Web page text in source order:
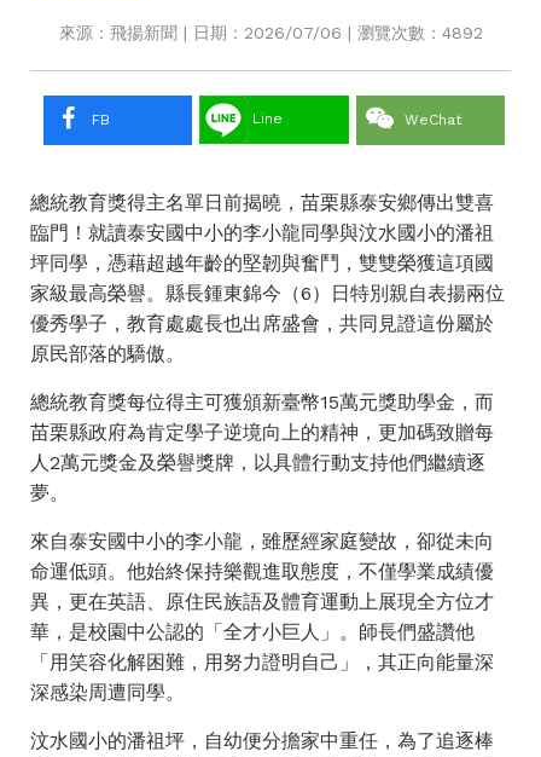
來源：飛揚新聞 | 日期：2026/07/06 | 瀏覽次數：4892
FB Line WeChat
總統教育獎得主名單日前揭曉，苗栗縣泰安鄉傳出雙喜
臨門！就讀泰安國中小的李小龍同學與汶水國小的潘祖
坪同學，憑藉超越年齡的堅韌與奮鬥，雙雙榮獲這項國
家級最高榮譽。縣長鍾東錦今（6）日特別親自表揚兩位
優秀學子，教育處處長也出席盛會，共同見證這份屬於
原民部落的驕傲。
總統教育獎每位得主可獲頒新臺幣15萬元獎助學金，而
苗栗縣政府為肯定學子逆境向上的精神，更加碼致贈每
人2萬元獎金及榮譽獎牌，以具體行動支持他們繼續逐
夢。
來自泰安國中小的李小龍，雖歷經家庭變故，卻從未向
命運低頭。他始終保持樂觀進取態度，不僅學業成績優
異，更在英語、原住民族語及體育運動上展現全方位才
華，是校園中公認的「全才小巨人」。師長們盛讚他
「用笑容化解困難，用努力證明自己」，其正向能量深
深感染周遭同學。
汶水國小的潘祖坪，自幼便分擔家中重任，為了追逐棒